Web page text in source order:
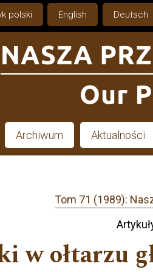
polski English Deutsch
Archiwum Aktualności
Tom 71 (1989):
w ołtarzu